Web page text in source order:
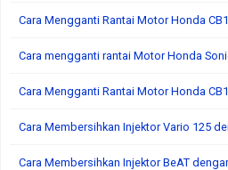
Cara Mengganti Rantai Motor Honda
Cara mengganti rantai Motor Honda
Cara Mengganti Rantai Motor Honda
Cara Membersihkan Injektor Vario 125
Cara Membersihkan Injektor BeAT